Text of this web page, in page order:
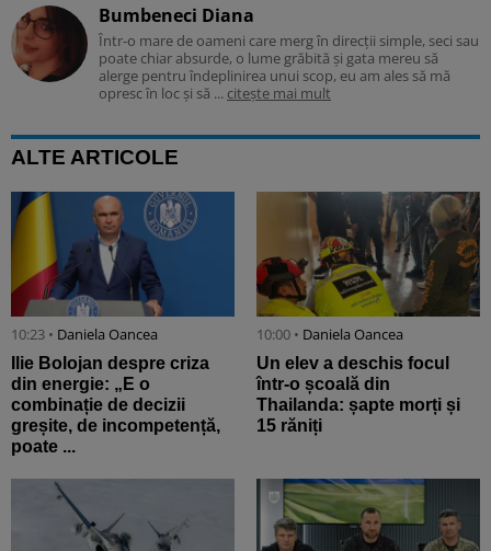
Bumbeneci Diana
Într-o mare de oameni care merg în direcții simple, seci sau
poate chiar absurde, o lume grăbită și gata mereu să
alerge pentru îndeplinirea unui scop, eu am ales să mă
opresc în loc și să ... citește mai mult
ALTE ARTICOLE
10:23 • Daniela Oancea
Ilie Bolojan despre criza
din energie: „E o
combinație de decizii
greșite, de incompetență,
poate ...
10:00 • Daniela Oancea
Un elev a deschis focul
într-o școală din
Thailanda: șapte morți și
15 răniți